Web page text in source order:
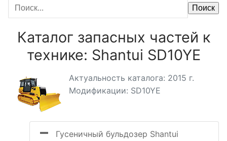
Поиск
Каталог запасных частей к
технике: Shantui SD10YE
Актуальность каталога: 2015 г.
Модификации: SD10YE
Гусеничный бульдозер Shantui